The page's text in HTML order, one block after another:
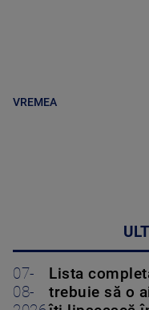
VREMEA
07-
08-
Lista
trebuie să o